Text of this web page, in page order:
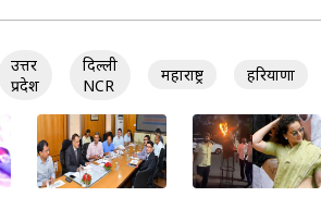
उत्तर
प्रदेश
दिल्ली
NCR
महाराष्ट्र हरियाणा